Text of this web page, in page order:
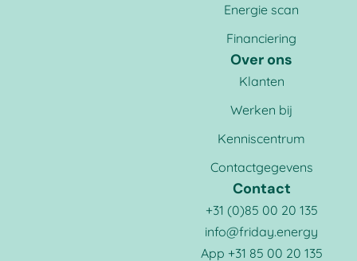
Energie scan
Financiering
Over ons
Klanten
Werken bij
Kenniscentrum
Contactgegevens
Contact
+31 (0)85 00 20 135
info@friday.energy
App +31 85 00 20 135